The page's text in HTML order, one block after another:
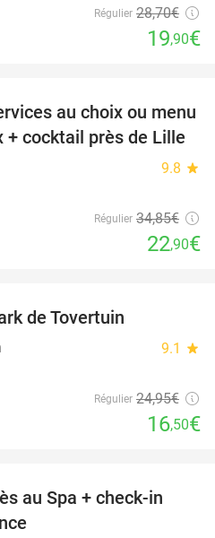
Régulier 28,70€
19,90€
34%
au choix ou menu
+ cocktail près de Lille
9.8 star
Régulier 34,85€
22,90€
de Tovertuin
9.1 star
Régulier 24,95€
16,50€
42%
au Spa + check-in